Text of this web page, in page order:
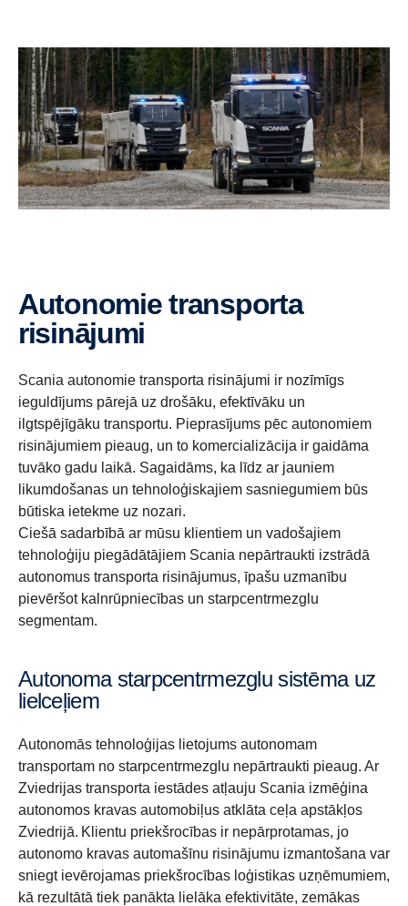
Autonomie transporta
risinājumi
Scania autonomie transporta risinājumi ir nozīmīgs
ieguldījums pārejā uz drošāku, efektīvāku un
ilgtspējīgāku transportu. Pieprasījums pēc autonomiem
risinājumiem pieaug, un to komercializācija ir gaidāma
tuvāko gadu laikā. Sagaidāms, ka līdz ar jauniem
likumdošanas un tehnoloģiskajiem sasniegumiem būs
būtiska ietekme uz nozari.
Ciešā sadarbībā ar mūsu klientiem un vadošajiem
tehnoloģiju piegādātājiem Scania nepārtraukti izstrādā
autonomus transporta risinājumus, īpašu uzmanību
pievēršot kalnrūpniecības un starpcentrmezglu
segmentam.
Autonoma starpcentrmezglu sistēma uz
lielceļiem
Autonomās tehnoloģijas lietojums autonomam
transportam no starpcentrmezglu nepārtraukti pieaug. Ar
Zviedrijas transporta iestādes atļauju Scania izmēģina
autonomos kravas automobiļus atklāta ceļa apstākļos
Zviedrijā. Klientu priekšrocības ir nepārprotamas, jo
autonomo kravas automašīnu risinājumu izmantošana var
sniegt ievērojamas priekšrocības loģistikas uzņēmumiem,
kā rezultātā tiek panākta lielāka efektivitāte, zemākas